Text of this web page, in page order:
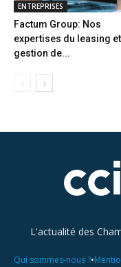
ENTREPRISES
Factum Group: Nos
expertises du leasing
gestion de...
L'actualité des
Qui sommes-nous ?•